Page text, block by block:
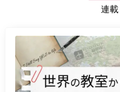
連載